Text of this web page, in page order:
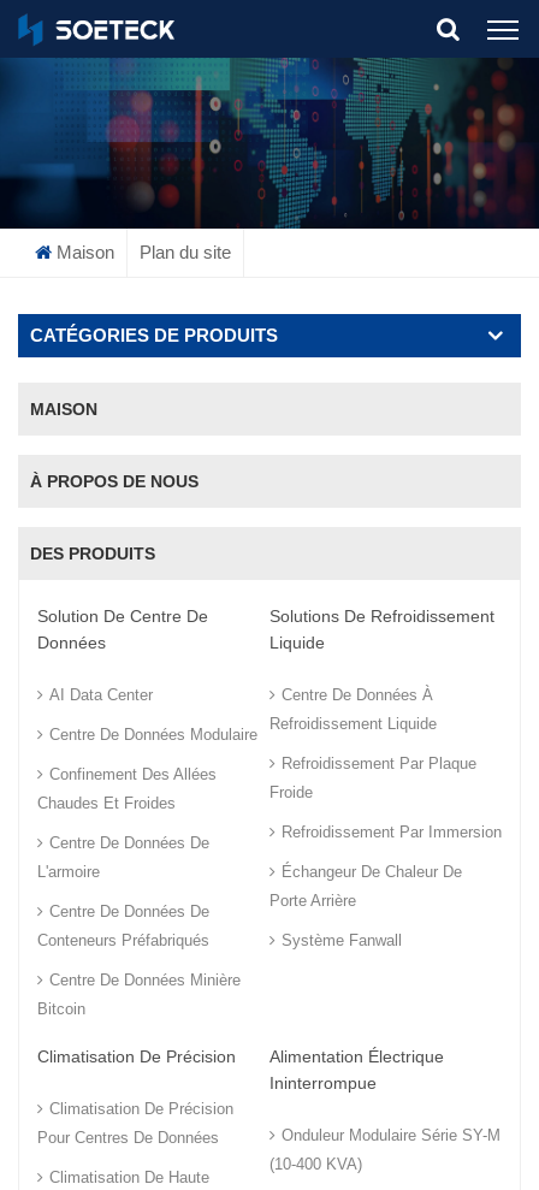
What Are You Looking For?
Maison Plan du site
CATÉGORIES DE PRODUITS
MAISON
À PROPOS DE NOUS
DES PRODUITS
Solution De Centre De
Données
AI Data Center
Centre De Données Modulaire
Confinement Des Allées
Chaudes Et Froides
Centre De Données De
L'armoire
Centre De Données De
Conteneurs Préfabriqués
Centre De Données Minière
Bitcoin
Solutions De Refroidissement
Liquide
Centre De Données À
Refroidissement Liquide
Refroidissement Par Plaque
Froide
Refroidissement Par Immersion
Échangeur De Chaleur De
Porte Arrière
Système Fanwall
Climatisation De Précision
Climatisation De Précision
Pour Centres De Données
Climatisation De Haute
Alimentation Électrique
Ininterrompue
Onduleur Modulaire Série SY-M
(10-400 KVA)